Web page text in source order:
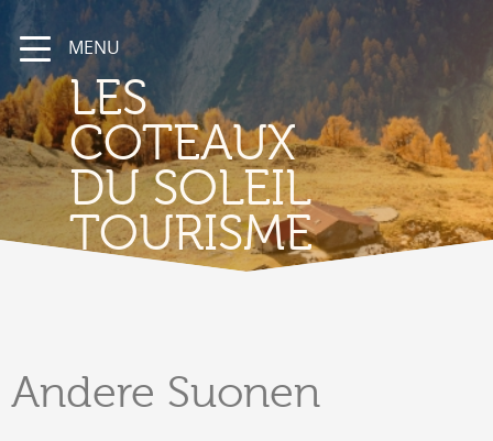
MENU
LES
COTEAUX
DU SOLEIL
TOURISME
Andere Suonen